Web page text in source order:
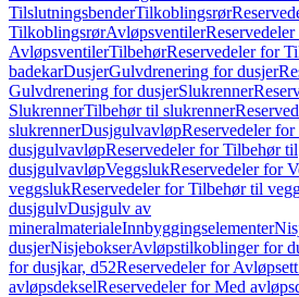
TilslutningsbenderTilkoblingsrør
TilkoblingsrørAvløpsventiler
AvløpsventilerTilbehørReservedeler for
badekarDusjerGulvdrenering for dusjer
Gulvdrenering for dusjerSlukrenner
SlukrennerTilbehør til slukrenner
slukrennerDusjgulvavløpReservedeler
dusjgulvavløpReservedeler for Tilbehør til
dusjgulvavløpVeggslukReservedeler for
veggslukReservedeler for Tilbehør til
dusjgulvDusjgulv av
mineralmaterialeInnbyggingselementer
dusjerNisjebokserAvløpstilkoblinger for
for dusjkar, d52Reservedeler for
avløpsdekselReservedeler for Med